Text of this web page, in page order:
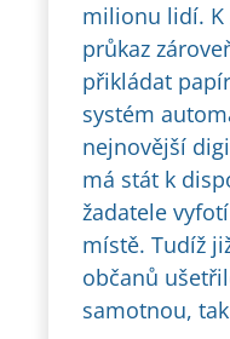
milionu lidí. K
průkaz
přikládat
systém
nejnovější
má stát k
žadatele
místě. Tudíž
občanů
samotnou,